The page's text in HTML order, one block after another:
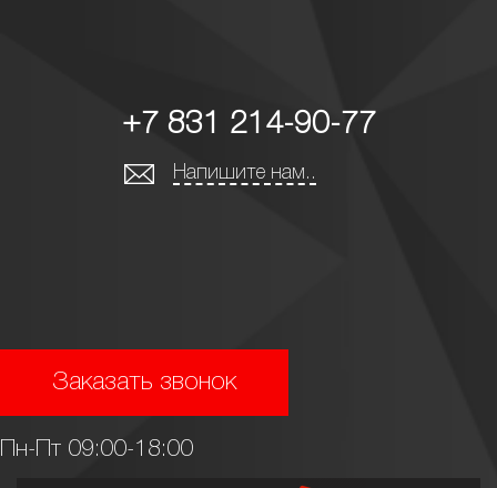
+7 831 214-90-77
Напишите нам..
Заказать звонок
Пн-Пт 09:00-18:00